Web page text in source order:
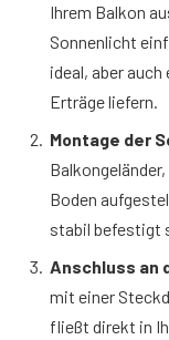
Ihrem Balkon
Sonnenlicht
ideal, aber
Erträge liefern.
Montage der
Boden
stabil befestigt
Anschluss an
mit einer
fließt direkt in